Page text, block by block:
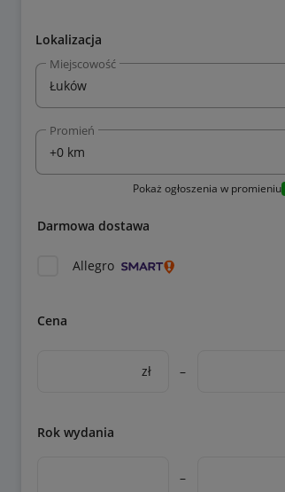
Lokalizacja
Miejscowość
Promień
Pokaż ogłoszenia w promieniu
Darmowa dostawa
Allegro
Cena
zł –
Rok wydania
–